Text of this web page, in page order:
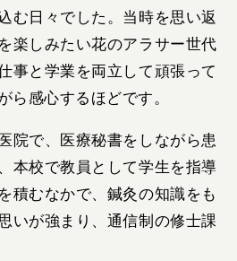
む日々でした。当時を思い返
楽しみたい花のアラサー世代
事と学業を両立して頑張って
感心するほどです。
院で、医療秘書をしながら患
本校で教員として学生を指導
積むなかで、鍼灸の知識をも
いが強まり、通信制の修士課